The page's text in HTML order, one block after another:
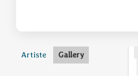
Artiste Gallery